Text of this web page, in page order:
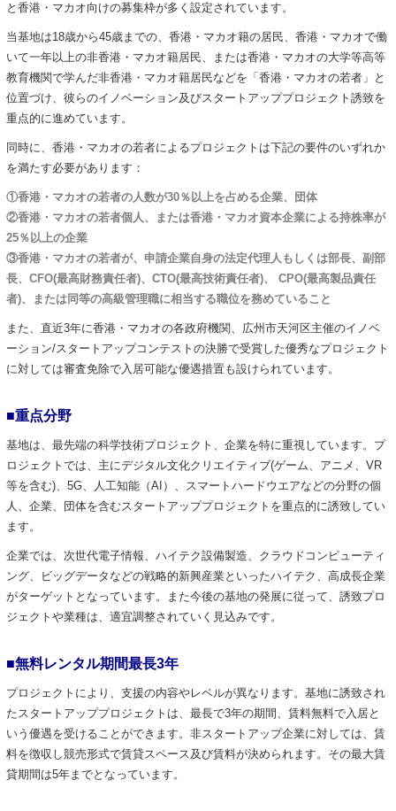
と香港・マカオ向けの募集枠が多く設定されています。
当基地は18歳から45歳までの、香港・マカオ籍の居民、香港・マカオで働
いて一年以上の非香港・マカオ籍居民、または香港・マカオの大学等高等
教育機関で学んだ非香港・マカオ籍居民などを「香港・マカオの若者」と
位置づけ、彼らのイノベーション及びスタートアッププロジェクト誘致を
重点的に進めています。
同時に、香港・マカオの若者によるプロジェクトは下記の要件のいずれか
を満たす必要があります：
①香港・マカオの若者の人数が30％以上を占める企業、団体
②香港・マカオの若者個人、または香港・マカオ資本企業による持株率が
25％以上の企業
③香港・マカオの若者が、申請企業自身の法定代理人もしくは部長、副部
長、CFO(最高財務責任者)、CTO(最高技術責任者)、 CPO(最高製品責任
者)、または同等の高級管理職に相当する職位を務めていること
また、直近3年に香港・マカオの各政府機関、広州市天河区主催のイノベ
ーション/スタートアップコンテストの決勝で受賞した優秀なプロジェクト
に対しては審査免除で入居可能な優遇措置も設けられています。
■重点分野
基地は、最先端の科学技術プロジェクト、企業を特に重視しています。プ
ロジェクトでは、主にデジタル文化クリエイティブ(ゲーム、アニメ、VR
等を含む)、5G、人工知能（AI）、スマートハードウエアなどの分野の個
人、企業、団体を含むスタートアッププロジェクトを重点的に誘致してい
ます。
企業では、次世代電子情報、ハイテク設備製造、クラウドコンピューティ
ング、ビッグデータなどの戦略的新興産業といったハイテク、高成長企業
がターゲットとなっています。また今後の基地の発展に従って、誘致プロ
ジェクトや業種は、適宜調整されていく見込みです。
■無料レンタル期間最長3年
プロジェクトにより、支援の内容やレベルが異なります。基地に誘致され
たスタートアッププロジェクトは、最長で3年の期間、賃料無料で入居と
いう優遇を受けることができます。非スタートアップ企業に対しては、賃
料を徴収し競売形式で賃貸スペース及び賃料が決められます。その最大賃
貸期間は5年までとなっています。